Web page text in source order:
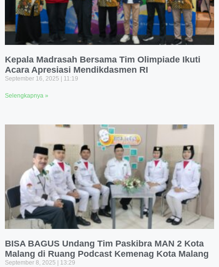
Kepala Madrasah Bersama Tim Olimpiade Ikuti
Acara Apresiasi Mendikdasmen RI
September 16, 2025 11:19
Selengkapnya »
BISA BAGUS Undang Tim Paskibra MAN 2 Kota
Malang di Ruang Podcast Kemenag Kota Malang
September 8, 2025 13:29